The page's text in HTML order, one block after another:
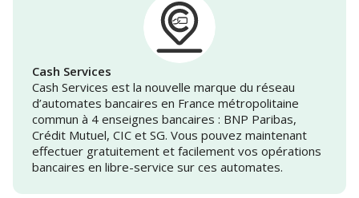
Cash Services
Cash Services est la nouvelle marque du réseau
d’automates bancaires en France métropolitaine
commun à 4 enseignes bancaires : BNP Paribas,
Crédit Mutuel, CIC et SG. Vous pouvez maintenant
effectuer gratuitement et facilement vos opérations
bancaires en libre-service sur ces automates.